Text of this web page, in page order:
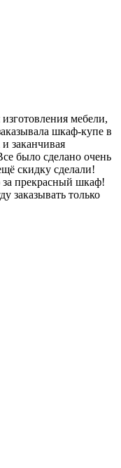
мебели,
шкаф-купе в
заканчивая
было сделано очень
скидку сделали!
за прекрасный шкаф!
заказывать только